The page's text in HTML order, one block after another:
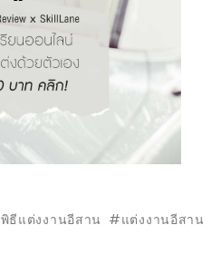
พิธีแต่งงานอีสาน แต่งงานอีสาน